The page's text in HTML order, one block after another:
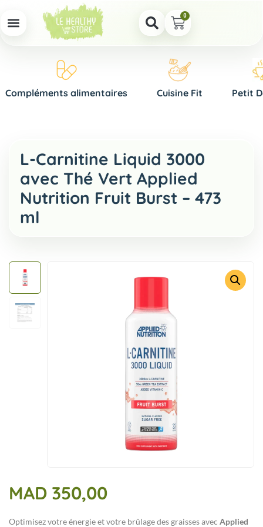
0
Compléments alimentaires Cuisine Fit Petit
L-Carnitine Liquid 3000
avec Thé Vert Applied
Nutrition Fruit Burst – 473
ml
MAD 350,00
Optimisez votre énergie et votre brûlage des graisses avec Applied